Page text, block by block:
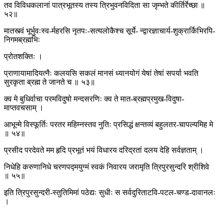
तव विविधकलानां पात्रभूतस्य तस्य त्रिभुवनविदिता सा जृम्भते कीर्तिर्रेच्छा ॥
५२॥
मातस्त्वं भूर्भुवःस्व-र्महरसि नृतपः-सत्यलोकैश्च सूर्ये- न्द्वारज्ञाचार्य-शुक्रार्किभिरपि-
निगमब्रह्मभिः
प्रोतशक्तिः ।
प्राणायामादियत्नैः कलयसि सकलं मानसं ध्यानयोगं येषां तेषां सपर्या भवति
सुरकृता ब्रह्म ते जानते च ॥ ५३॥
क्व मे बुधिर्वाचा परमविदुषो मन्दसरणिः क्व ते मात-ब्रह्मप्रमुख-विदुषा-
माप्तवचसाम् ।
आभून्मे विस्फूर्तिः परतर महिम्नस्तव नुतिः प्रसिद्धं क्षन्तव्यं बहुलतर-चापल्यमिह मे
॥ ५४॥
प्रसीद परदेवते मम हृदि प्रभूतं भयं विधारय दरिद्रतां दलय देहि सर्वज्ञताम् ।
निधेहि करुणानिधे चरणपद्मयुग्मं स्वकं निवारय जरामृति त्रिपुरसुन्दरि श्रीशिवे
॥ ५५॥
इति त्रिपुरसुन्दरी-स्तुतिमिमां पठेद्यः सुधीः स सर्वदुरिताटवि-पटल-चण्ड-दावानलः
।